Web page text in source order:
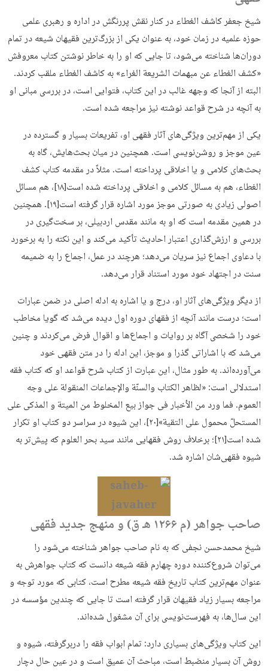
شیخ جعفر کاشف الغطاء در کنار نقش پررنگش در اداره و رهبری علمی
حوزه علمیه در زمان خود، به عنوان یکی از بزرگ‌ترین فقیهان شیعه در تمام
دوران‌ها شناخته می‌شود، تا جایی که او را به خاطر نوشتن کتاب معروفش
«کشف الغطاء عن مبهمات الشریعة الغراء» به کاشف الغطاء ملقب کردند.
البته از آنجا که وجهه غالب در این کتاب، فتوایی است، در بررسی مبانی او
به آنچه در شرح قواعد نوشته نیز مراجعه شده است.
یکی از مهم‌ترین ویژگی‌های آثار فقهی او، تفریعات بسیار و گسترده در
عین موجز و روشن‌نویسی است. همچنین در میان بحث‌هایش، گاه به
بحث‌های کلامی و یا اخلاقی پرداخته است. مثلاً در مقدمه کتاب کشف
الغطاء، هم به مسائل کلامی و اخلاقی پرداخته شده است[۱۸]، هم مسائل
اصولی زیادی به صورتی موجز مورد اشاره قرار گرفته است[۱۹]. همچنین
در همین مقدمه است که او به مانند مقدس اردبیلی، بر سخت‌گیری در
بررسی و ارزش‌گذاری اعتبار احادیث تأکید می‌کند و این نکته را به برخورد
با دعاوی اجماع نیز سریان می‌دهد؛ هرچند در عمل، اجماع را به ضمیمه
سنت در اجتهاد خود مورد استناد قرار می‌دهد.
از دیگر ویژگی‌های آثار او، درج و یا اشاره به ادله اصلی در ضمن عبارات
است؛ درست مانند آنچه از فقهای دوره اول دیده می‌شد که گویا مخاطب
خود را شخصی آگاه بر روایات و اجماع‌ها و اقوال فرض می‌کردند و چنین
می‌شد که با اشاراتی گذرا و موجز، این ادله را در متن فقهی خود
می‌آورده‌اند. به ‌طور مثال، این عبارت از کتاب شرح قواعد او که کتاب فقه
استدلالی است: «لظاهر الکتاب والسنّة والإجماعات المنقولة علی وجه
العموم. فما ورد من الأخبار فی جواز بیع المخلوط من المیتة و المذکی علی
المستحلّ محمول علی التقیة»[۲۰]، این شیوه در سراسر دو کتاب او تکرار
شده است[۲۱]؛ برخلاف روش فقهایی مانند سید بحر العلوم که پیش‌تر به
شیوه فقهی‌شان اشاره شد.
صاحب جواهر (م ۱۲۶۶ هـ ق) و منهج جدید فقهی
شیخ محمدحسن نجفی که به نام صاحب جواهر شناخته می‌شود را
می‌توان شروع‌کننده دوره چهارم فقه شیعه دانست که کتاب جواهرش به
عنوان مهم‌ترین کتاب تاریخ فقه شیعه مطرح است، کتابی که مورد توجه و
مراجعه بسیار زیاد فقیهان قرار گرفته است تا جایی که چندین مؤسسه در
این سال‌ها، به فهرست‌نویسی برای آن مشغول شده‌اند.
این کتاب ویژگی‌های بسیاری دارد: تمام ابواب فقه را دربرگرفته، شیوه و
روش آن بسیار منضبط است، مباحث آن عمیق است و در عین حال دچار